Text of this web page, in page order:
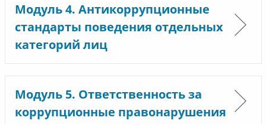
Модуль 4. Антикоррупционные
стандарты поведения отдельных
категорий лиц
Модуль 5. Ответственность за
коррупционные правонарушения